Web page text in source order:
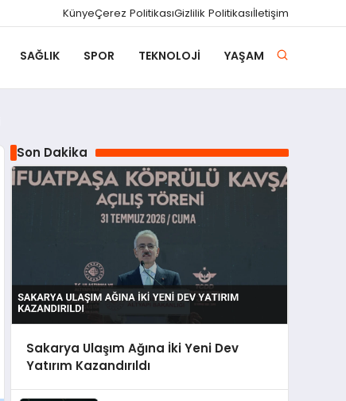
KünyeÇerez PolitikasıGizlilik Politikasıİletişim
SAĞLIK SPOR TEKNOLOJI YAŞAM
Son Dakika
Sakarya Ulaşım Ağına İki Yeni Dev
Yatırım Kazandırıldı